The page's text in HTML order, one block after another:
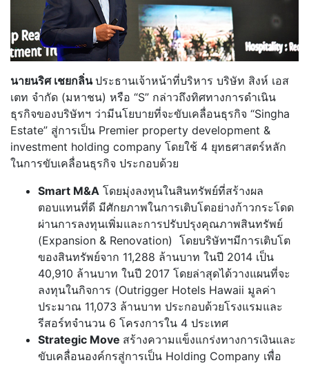
นายนริศ เชยกลิ่นประธานเจ้าหน้าที่บริหาร บริษัท สิงห์ เอส
เตท จำกัด (มหาชน) หรือ “S” กล่าวถึงทิศทางการดำเนิน
ธุรกิจของบริษัทฯ ว่ามีนโยบายที่จะขับเคลื่อนธุรกิจ “Singha
Estate” สู่การเป็น Premier property development &
investment holding company โดยใช้ 4 ยุทธศาสตร์หลัก
ในการขับเคลื่อนธุรกิจ ประกอบด้วย
Smart M&A โดยมุ่งลงทุนในสินทรัพย์ที่สร้างผล
ตอบแทนที่ดี มีศักยภาพในการเติบโตอย่างก้าวกระโดด
ผ่านการลงทุนเพิ่มและการปรับปรุงคุณภาพสินทรัพย์
(Expansion & Renovation) โดยบริษัทฯมีการเติบโต
ของสินทรัพย์จาก 11,288 ล้านบาท ในปี 2014 เป็น
40,910 ล้านบาท ในปี 2017 โดยล่าสุดได้วางแผนที่จะ
ลงทุนในกิจการ (Outrigger Hotels Hawaii มูลค่า
ประมาณ 11,073 ล้านบาท ประกอบด้วยโรงแรมและ
รีสอร์ทจำนวน 6 โครงการใน 4 ประเทศ
Strategic Move สร้างความแข็งแกร่งทางการเงินและ
ขับเคลื่อนองค์กรสู่การเป็น Holding Company เพื่อ